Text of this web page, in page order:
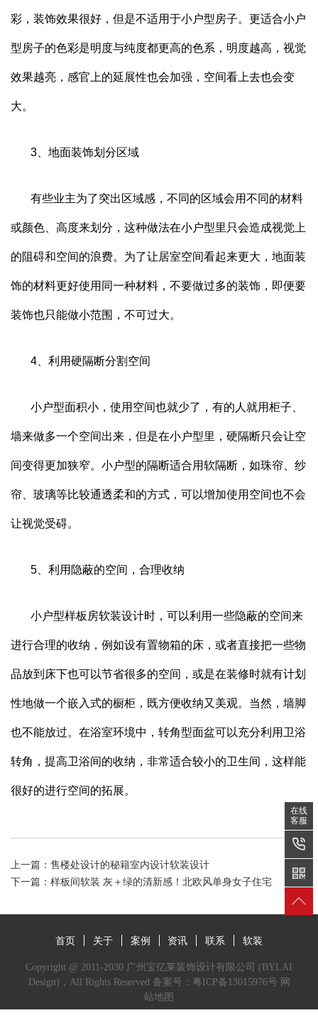
彩，装饰效果很好，但是不适用于小户型房子。更适合小户
型房子的色彩是明度与纯度都更高的色系，明度越高，视觉
效果越亮，感官上的延展性也会加强，空间看上去也会变
大。
3、地面装饰划分区域
有些业主为了突出区域感，不同的区域会用不同的材料
或颜色、高度来划分，这种做法在小户型里只会造成视觉上
的阻碍和空间的浪费。为了让居室空间看起来更大，地面装
饰的材料更好使用同一种材料，不要做过多的装饰，即便要
装饰也只能做小范围，不可过大。
4、利用硬隔断分割空间
小户型面积小，使用空间也就少了，有的人就用柜子、
墙来做多一个空间出来，但是在小户型里，硬隔断只会让空
间变得更加狭窄。小户型的隔断适合用软隔断，如珠帘、纱
帘、玻璃等比较通透柔和的方式，可以增加使用空间也不会
让视觉受碍。
5、利用隐蔽的空间，合理收纳
小户型样板房软装设计时，可以利用一些隐蔽的空间来
进行合理的收纳，例如设有置物箱的床，或者直接把一些物
品放到床下也可以节省很多的空间，或是在装修时就有计划
性地做一个嵌入式的橱柜，既方便收纳又美观。当然，墙脚
也不能放过。在浴室环境中，转角型面盆可以充分利用卫浴
转角，提高卫浴间的收纳，非常适合较小的卫生间，这样能
很好的进行空间的拓展。
上一篇： 售楼处设计的秘籍室内设计软装设计
下一篇： 样板间软装 灰＋绿的清新感！北欧风单身女子住宅
在线
客服
首页 关于 案例 资讯 联系 软装
Copyright @ 2011-2030 广州宝亿莱装饰设计有限公司 (BYLAI
Design)，All Rights Reserved 备案号： 粤ICP备13015976号 网
站地图